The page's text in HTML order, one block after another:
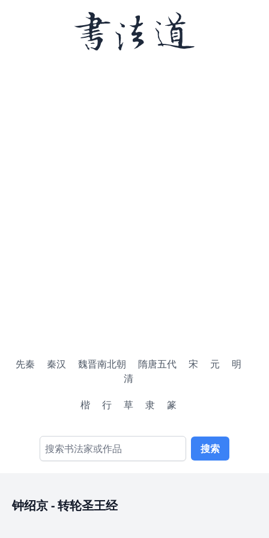
先秦 秦汉 魏晋南北朝 隋唐五代 宋 元
明
清
楷
行 草 隶 篆
搜索
钟绍京-转轮圣王经